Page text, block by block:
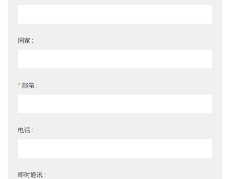
国家 :
* 邮箱 :
电话 :
即时通讯 :